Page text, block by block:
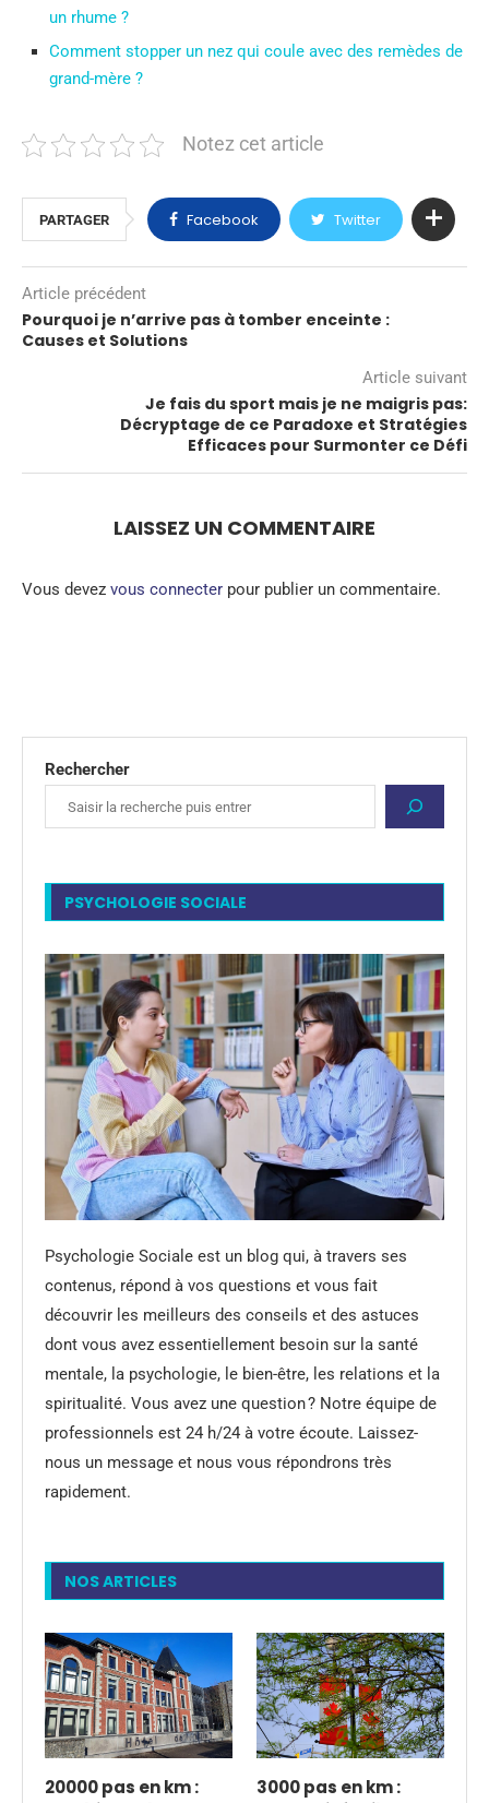
un rhume ?
Comment stopper un nez qui coule avec des remèdes de
grand-mère ?
Notez cet article
PARTAGER Facebook Twitter
Article précédent
Pourquoi je n’arrive pas à tomber enceinte :
Causes et Solutions
Article suivant
Je fais du sport mais je ne maigris pas:
Décryptage de ce Paradoxe et Stratégies
Efficaces pour Surmonter ce Défi
LAISSEZ UN COMMENTAIRE
Vous devez vous connecter pour publier un commentaire.
Rechercher
PSYCHOLOGIE SOCIALE
Psychologie Sociale est un blog qui, à travers ses
contenus, répond à vos questions et vous fait
découvrir les meilleurs des conseils et des astuces
dont vous avez essentiellement besoin sur la santé
mentale, la psychologie, le bien-être, les relations et la
spiritualité. Vous avez une question ? Notre équipe de
professionnels est 24 h/24 à votre écoute. Laissez-
nous un message et nous vous répondrons très
rapidement.
NOS ARTICLES
20000 pas en km :
3000 pas en km :